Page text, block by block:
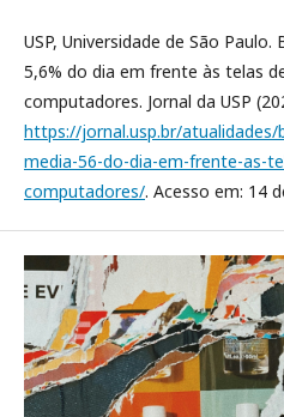
USP, Universidade de São
5,6% do dia em frente às telas
computadores. Jornal da USP
https://jornal.usp.br/atualidades/
media-56-do-dia-em-frente-as-
computadores/. Acesso em: 14